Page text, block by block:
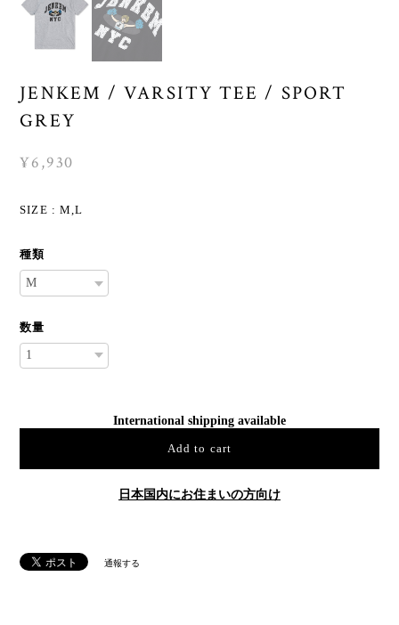
JENKEM / VARSITY TEE / SPORT
GREY
¥6,930
SIZE : M,L
種類
数量
International shipping available
Add to cart
日本国内にお住まいの方向け
通報する